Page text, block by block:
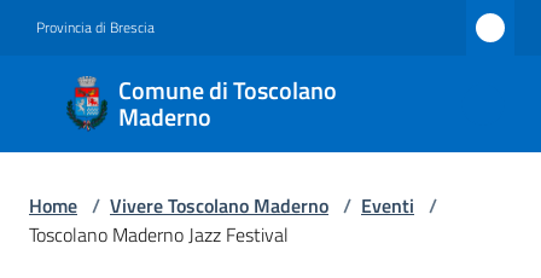
Provincia di Brescia
Comune di Toscolano
Maderno
Comune
di
Toscolano
Maderno
Home / Vivere Toscolano Maderno / Eventi /
Toscolano Maderno Jazz Festival